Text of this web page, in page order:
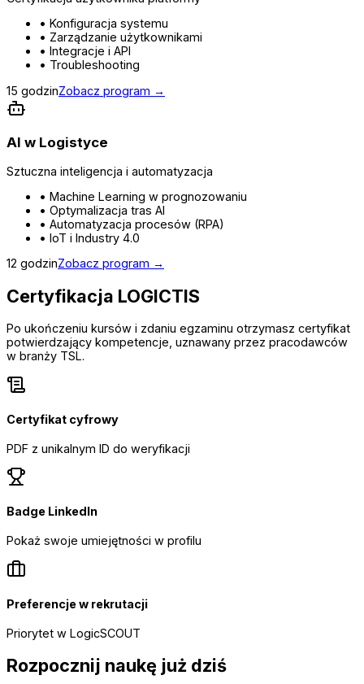
• Konfiguracja systemu
• Zarządzanie użytkownikami
• Integracje i API
• Troubleshooting
15 godzinZobacz program →
AI w Logistyce
Sztuczna inteligencja i automatyzacja
• Machine Learning w prognozowaniu
• Optymalizacja tras AI
• Automatyzacja procesów (RPA)
• IoT i Industry 4.0
12 godzinZobacz program →
Certyfikacja LOGICTIS
Po ukończeniu kursów i zdaniu egzaminu otrzymasz certyfikat
potwierdzający kompetencje, uznawany przez pracodawców
w branży TSL.
Certyfikat cyfrowy
PDF z unikalnym ID do weryfikacji
Badge LinkedIn
Pokaż swoje umiejętności w profilu
Preferencje w rekrutacji
Priorytet w LogicSCOUT
Rozpocznij naukę już dziś